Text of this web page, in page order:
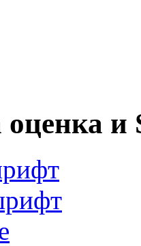
оценка